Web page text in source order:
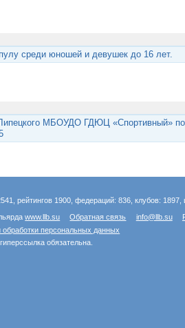
среди юношей и девушек до 16 лет.
МБОУДО ГДЮЦ «Спортивный»
рейтингов 1900, федераций: 836, клубов:
www.llb.su Обратная связь info@llb.su
персональных данных
обязательна.